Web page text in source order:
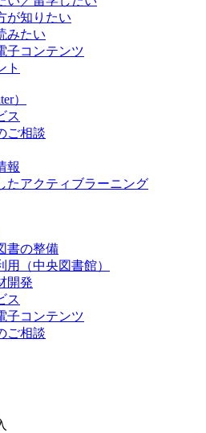
が知りたい
みたい
子コンテンツ
ト
）
ス
ご相談
報
たアクティブラーニング
書の整備
（中央図書館）
開発
ス
子コンテンツ
ご相談